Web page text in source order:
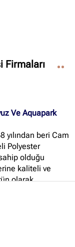
Firmaları
Ve Aquapark
yılından beri Cam
Polyester
olduğu
kaliteli ve
olarak